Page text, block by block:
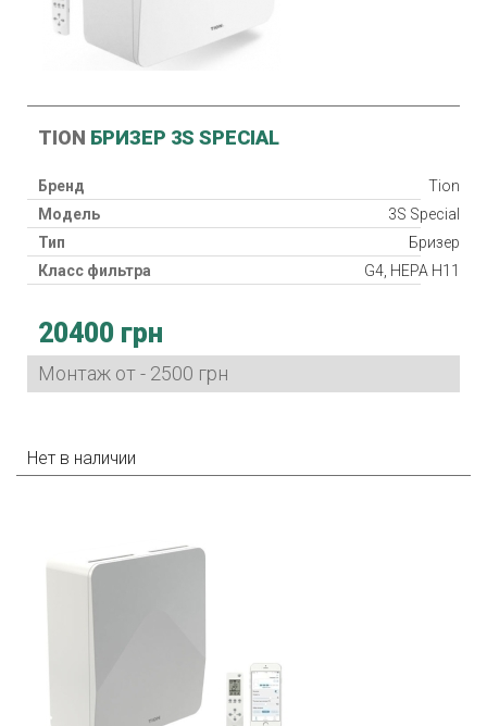
TION БРИЗЕР 3S SPECIAL
Бренд
Tion
Модель
3S Special
Тип
Бризер
Класс фильтра
G4, HEPA H11
Потребляемая мощность
Гарантия
24 мес.
Страна производитель
20400 грн
Монтаж от - 2500 грн
Нет в наличии